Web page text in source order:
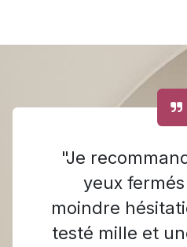
"Je
yeux
moindre
testé mille et